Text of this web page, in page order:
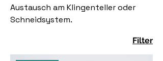
Austausch am Klingenteller oder
Schneidsystem.
Filter